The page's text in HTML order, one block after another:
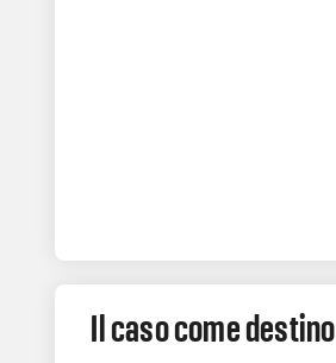
Il caso come destino